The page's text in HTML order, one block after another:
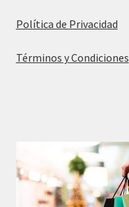
Política de Privacidad
Términos y Condiciones